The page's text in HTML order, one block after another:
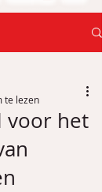
voor het
te lezen